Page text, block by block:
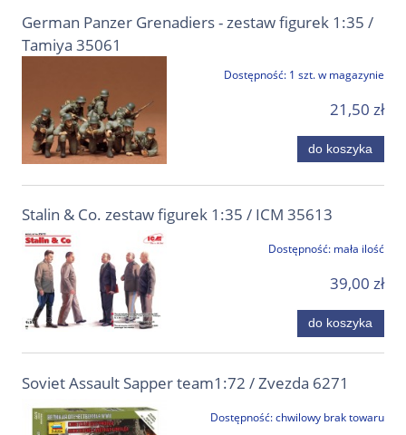
German Panzer Grenadiers - zestaw figurek 1:35 /
Tamiya 35061
Dostępność: 1 szt. w magazynie
21,50 zł
do koszyka
Stalin & Co. zestaw figurek 1:35 / ICM 35613
Dostępność: mała ilość
39,00 zł
do koszyka
Soviet Assault Sapper team1:72 / Zvezda 6271
Dostępność:chwilowy brak towaru